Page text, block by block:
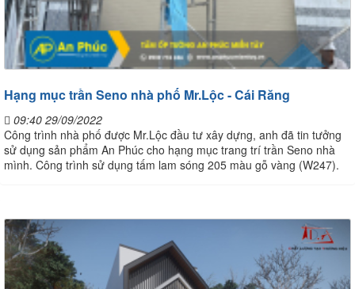
Hạng mục trần Seno nhà phố Mr.Lộc - Cái Răng
09:40 29/09/2022
Công trình nhà phố được Mr.Lộc đầu tư xây dựng, anh đã tin tưởng
sử dụng sản phẩm An Phúc cho hạng mục trang trí trần Seno nhà
mình. Công trình sử dụng tấm lam sóng 205 màu gỗ vàng (W247).